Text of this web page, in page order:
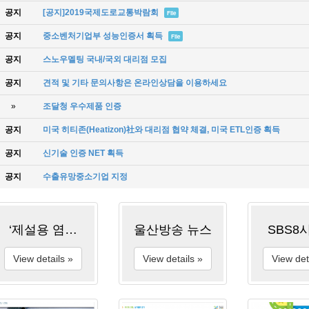
공지 [공지]2019국제도로교통박람회 File
공지 중소벤처기업부 성능인증서 획득 File
공지 스노우멜팅 국내/국외 대리점 모집
공지 견적 및 기타 문의사항은 온라인상담을 이용하세요
» 조달청 우수제품 인증
공지 미국 히티존(Heatizon)社와 대리점 협약 체결, 미국 ETL인증 획득
공지 신기술 인증 NET 획득
공지 수출유망중소기업 지정
‘제설용 염화칼슘 용액’, 한파 땐 더 위험 - KBS뉴스
View details »
울산방송 뉴스
View details »
SBS8
View